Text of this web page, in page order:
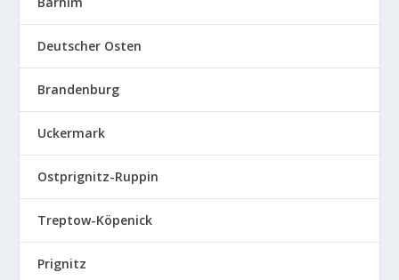
Deutscher Osten
Brandenburg
Uckermark
Ostprignitz-Ruppin
Treptow-Köpenick
Prignitz